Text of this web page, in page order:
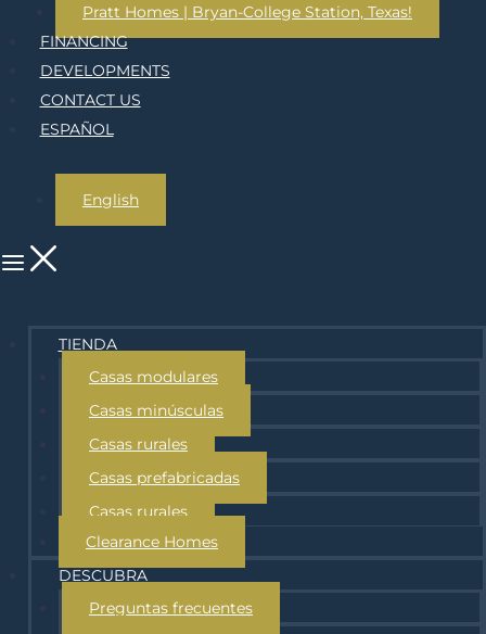
Pratt Homes | Bryan-College Station, Texas!
FINANCING
DEVELOPMENTS
CONTACT US
ESPAÑOL
English
TIENDA
Casas modulares
Casas minúsculas
Casas rurales
Casas prefabricadas
Casas rurales
Clearance Homes
DESCUBRA
Preguntas frecuentes